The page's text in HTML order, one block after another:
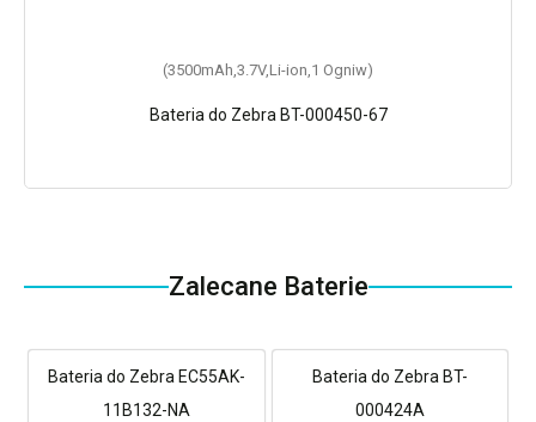
(3500mAh,3.7V,Li-ion,1 Ogniw)
Bateria do Zebra BT-000450-67
(18.01Wh,3.85V,Li-ion,1 Ogniw)
Bateria do Zebra BT-000442-00
Zalecane Baterie
Bateria do Zebra EC55AK-
11B132-NA
Bateria do Zebra BT-
000424A